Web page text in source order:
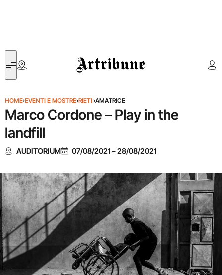
Artribune
HOME›EVENTI E MOSTRE›RIETI›AMATRICE
Marco Cordone – Play in the
landfill
AUDITORIUM 07/08/2021 –28/08/2021